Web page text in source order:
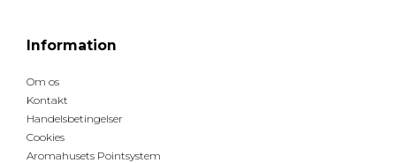
Information
Om os
Kontakt
Handelsbetingelser
Cookies
Aromahusets Pointsystem